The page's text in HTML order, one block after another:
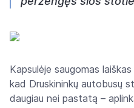
Kapsulėje saugomas
kad Druskininkų autobusų
daugiau nei pastatą –